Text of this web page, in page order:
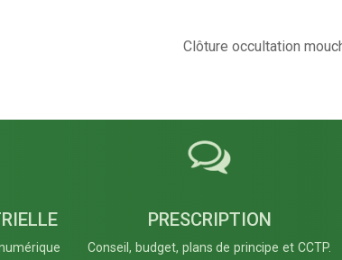
Clôture occultation
PRESCRIPTION
Conseil, budget, plans de principe et CCTP.